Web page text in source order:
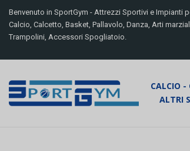
Benvenuto in SportGym - Attrezzi Sportivi e Impianti
Calcio, Calcetto, Basket, Pallavolo, Danza, Arti
Trampolini, Accessori Spogliatoio.
CALCIO -
ALTRI